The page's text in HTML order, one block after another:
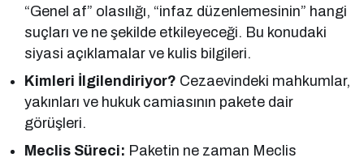
“Genel af” olasılığı, “infaz düzenlemesinin” hangi
suçları ve ne şekilde etkileyeceği. Bu konudaki
siyasi açıklamalar ve kulis bilgileri.
Kimleri İlgilendiriyor? Cezaevindeki mahkumlar,
yakınları ve hukuk camiasının pakete dair
görüşleri.
Meclis Süreci: Paketin ne zaman Meclis